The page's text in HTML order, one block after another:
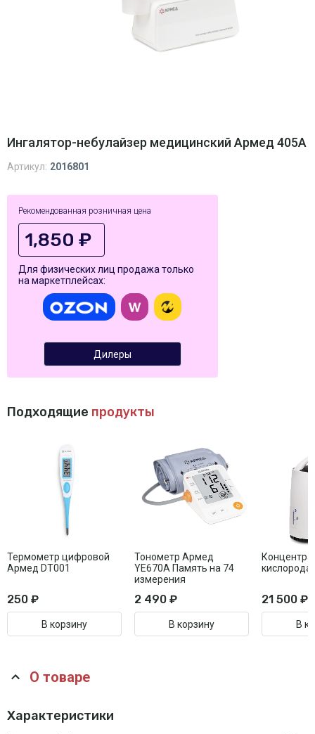
Ингалятор-небулайзер медицинский Армед 405A
Артикул: 2016801
Рекомендованная розничная цена
1,850 ₽
Для физических лиц продажа только
на маркетплейсах:
Дилеры
Подходящие продукты
Термометр цифровой
Армед DT001
250 ₽
В корзину
Тонометр Армед
YE670A Память на 74
измерения
2 490 ₽
В корзину
кислорода
21 500 ₽
В
О товаре
Характеристики